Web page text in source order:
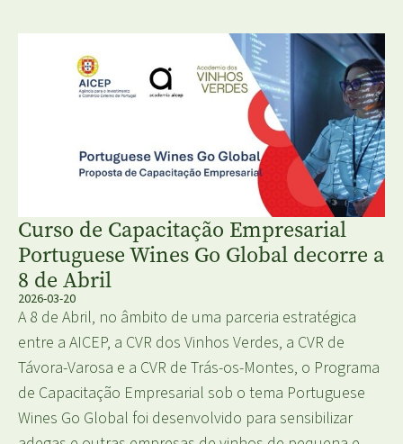
Curso de Capacitação Empresarial
Portuguese Wines Go Global decorre a
8 de Abril
2026-03-20
A 8 de Abril, no âmbito de uma parceria estratégica
entre a AICEP, a CVR dos Vinhos Verdes, a CVR de
Távora-Varosa e a CVR de Trás-os-Montes, o Programa
de Capacitação Empresarial sob o tema Portuguese
Wines Go Global foi desenvolvido para sensibilizar